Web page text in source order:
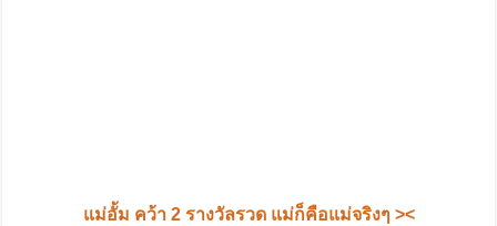
แม่อั้ม คว้า 2 รางวัลรวด แม่ก็คือแม่จริงๆ ><